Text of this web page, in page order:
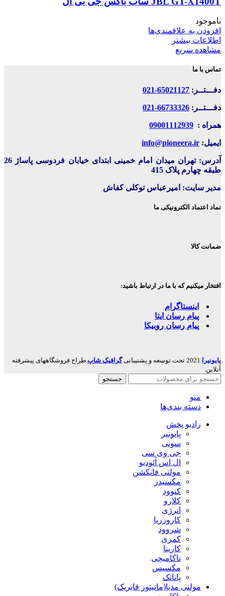
ناموجود
افزودن به علاقمندی‌ها
اطلاعات بیشتر
مشاهده سریع
تماس با ما
دفـــتــر: 65021127-021
دفـــتــر: 66733326-021
همراه : 09001112939
ایمیل: info@pioneera.ir
آدرس: تهران میدان امام خمینی ابتدای خیابان فردوسی پاساژ 26
طبقه چهارم پلاک 415
مدیر سایت: امیرعباس توکلی کفاش
نماد اعتماد الکترونیکی ما
ضمانت کالا
افتخار میکنیم که با ما در ارتباط باشید:
اینستاگرام
پیام رسان ایتا
پیام رسان روبیکا
پایونیرا 2021 تحت توسعه و پشتیبانی گرافیک شاپ .طراح فروشگاههای پیشرفته
آنلاین.
جستجو
منو
دسته بندی‌ها
رادیو پخش
پایونیر
سونی
جی وی سی
ال اس آئودیو
مولتی فانکشن
مکسیدر
کنوود
کلارو
انرژی
کاروزریا
شروود
کمری
کارینا
ناکامیچی
مکسیس
پاناتک
مولتی مدیا(مانیتور فابریک)